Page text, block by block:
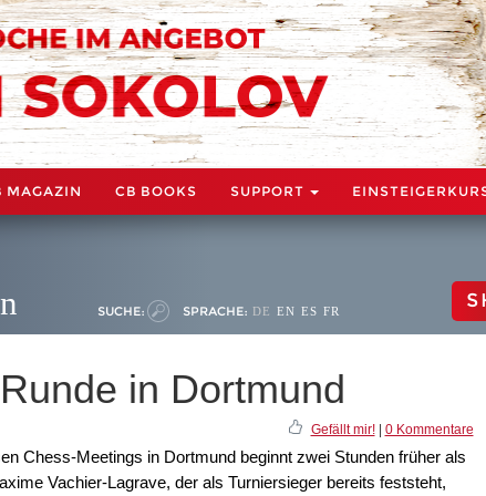
MAGAZIN CB BOOKS SUPPORT
SUCHE: SPRACHE: DE EN ES FR
in Dortmund
Gefällt mir!| 0 Kommentare
Chess-Meetings in Dortmund beginnt zwei Stunden früher als
Vachier-Lagrave, der als Turniersieger bereits feststeht,